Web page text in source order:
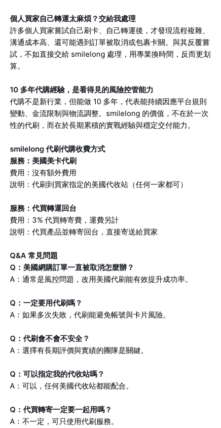
個人買家自己轉運太麻煩？交給我處理
許多個人買家嘗試自己刷卡、自己轉運後，才發現流程複雜、
溝通成本高、還可能遇到訂單被取消或包裹卡關。與其反覆嘗
試，不如直接交給 smilelong 處理，用專業換時間，反而更划
算。
10 多年代購經驗，是看得見的風險控管能力
代購不是新行業，但能做 10 多年，代表能持續因應平台規則
變動、金流限制與物流調整。smilelong 的價值，不在於一次
性的代刷，而在於長期累積的實戰經驗與穩定交付能力。
smilelong 代刷代購收費方式
服務：美國美卡代刷
費用：沒有額外費用
說明：代刷到買家指定的美國代收站（任何一家都可）
服務：代買轉運回台
費用：3% 代買轉寄費，運費另計
說明：代買產品並轉寄回台，直接寄送給買家
Q&A 常見問題
Q：美國網購訂單一直被取消怎麼辦？
A：通常是風控問題，改用美國代刷能有效提升成功率。
Q：一定要用代刷嗎？
A：如果多次失敗，代刷能避免帳號與卡片風險。
Q：代刷會不會不安全？
A：選擇有長期評價與實績的團隊是關鍵。
Q：可以指定我的代收站嗎？
A：可以，任何美國代收站都能配合。
Q：代買轉寄一定要一起用嗎？
A：不一定，可只使用代刷服務。